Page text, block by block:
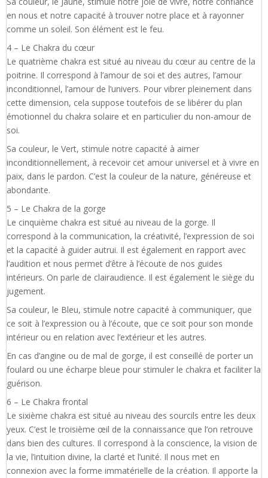
en nous et notre capacité à trouver notre place et à rayonner
comme un soleil. Son élément est le feu.
4 – Le Chakra du cœur
Le quatrième chakra est situé au niveau du cœur au centre de la
poitrine. Il correspond à l’amour de soi et des autres, l’amour
inconditionnel, l’amour de l’univers. Pour vibrer pleinement dans
cette dimension, cela suppose toutefois de se libérer du plan
émotionnel du chakra solaire et en particulier du non-amour de
soi.
Sa couleur, le Vert, stimule notre capacité à aimer
inconditionnellement, à recevoir cet amour universel et à vivre en
paix, dans le pardon. C’est la couleur de la nature, généreuse et
abondante.
5 – Le Chakra de la gorge
Le cinquième chakra est situé au niveau de la gorge. Il
correspond à la communication, la créativité, l’expression de soi
et la capacité à guider autrui. Il est également en rapport avec
l’audition et nous permet d’être à l’écoute de nos guides
intérieurs. On parle de clairaudience. Il est également le siège du
jugement.
Sa couleur, le Bleu, stimule notre capacité à communiquer, que
ce soit à l’expression ou à l’écoute, que ce soit pour son monde
intérieur ou en relation avec l’extérieur et les autres.
En cas d’angine ou de mal de gorge, il est conseillé de porter un
foulard ou une écharpe bleue pour stimuler le chakra et faciliter la
guérison.
6 – Le Chakra frontal
Le sixième chakra est situé au niveau des sourcils entre les deux
yeux. C’est le troisième œil de la connaissance que l’on retrouve
dans bien des cultures. Il correspond à la conscience, la vision de
la vie, l’intuition divine, la clarté et l’unité. Il nous met en
connexion avec la forme immatérielle de la création. Il apporte la